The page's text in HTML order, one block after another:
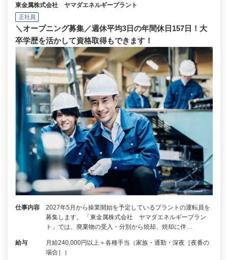
東金属株式会社 ヤマダエネルギープラント
正社員
＼オープニング募集／週休平均3日の年間休日157日！大
卒学歴を活かして資格取得もできます！
仕事内容
2027年5月から操業開始を予定しているプラントの運転員を
募集します。 「東金属株式会社 ヤマダエネルギープラン
ト」では、廃棄物の受入・分別から焼却、焼却に伴…
給与
月給240,000円以上＋各種手当（家族・通勤・深夜［夜番の
場合］）